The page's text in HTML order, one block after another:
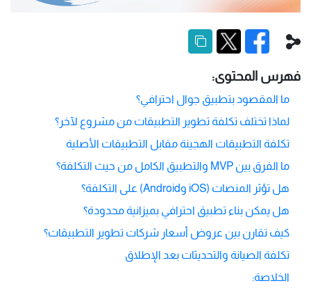
فهرس المحتوى:
ما المقصود بتطبيق جوال احترافي؟
لماذا تختلف تكلفة تطوير التطبيقات من مشروع لآخر؟
تكلفة التطبيقات الهجينة مقابل التطبيقات الأصلية
ما الفرق بين MVP والتطبيق الكامل من حيث التكلفة؟
هل تؤثر المنصات (iOS وAndroid) على التكلفة؟
هل يمكن بناء تطبيق احترافي بميزانية محدودة؟
كيف تقارن بين عروض أسعار شركات تطوير التطبيقات؟
تكلفة الصيانة والتحديثات بعد الإطلاق
الخلاصة: